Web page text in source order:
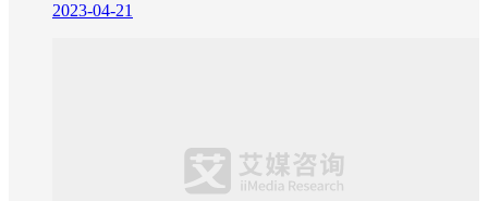
2023-04-21